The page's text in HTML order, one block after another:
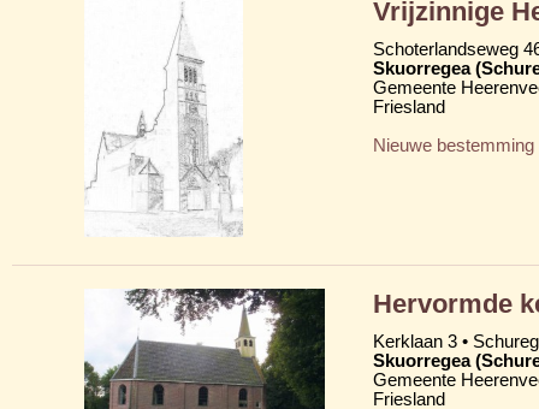
Vrijzinnige
Schoterlandseweg
Skuorregea
Gemeente
Friesland
Nieuwe bestemming
Hervormde
Kerklaan 3 •
Skuorregea
Gemeente
Friesland